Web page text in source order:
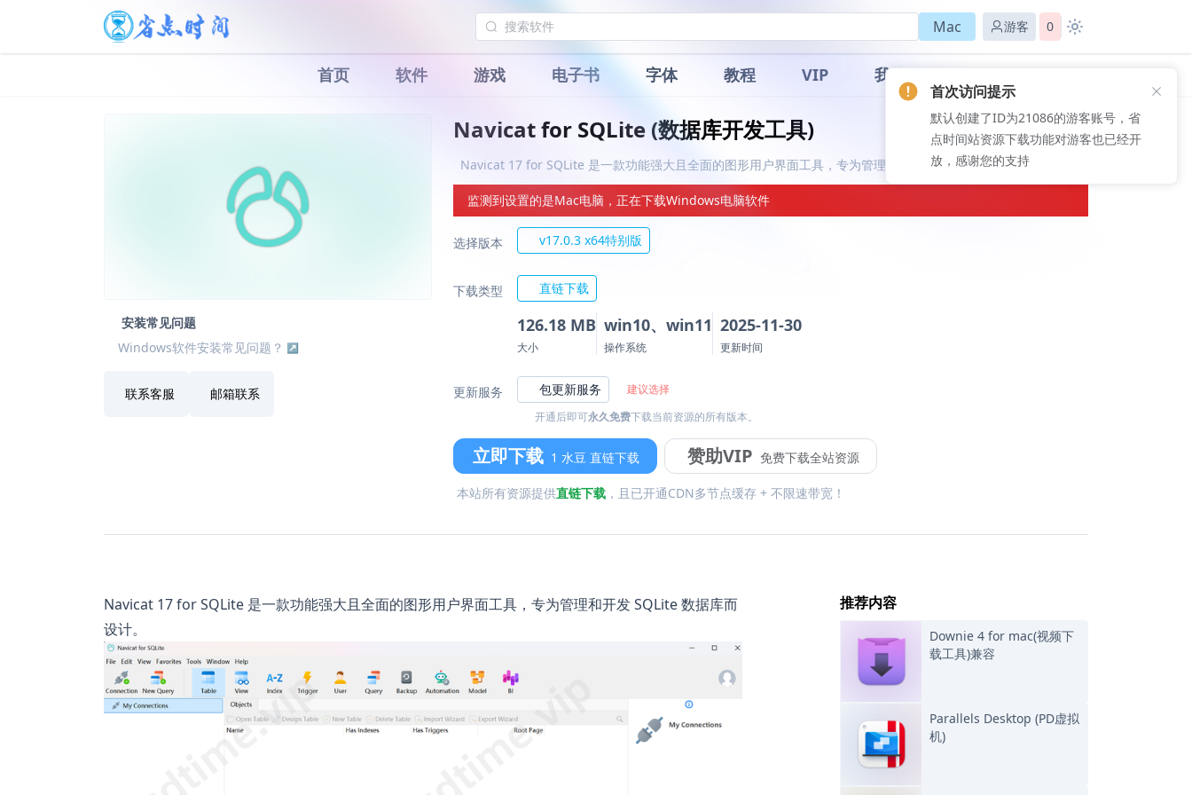
Mac 游客 0
首页 软件 游戏 电子书 字体 教程 VIP 我的
安装常见问题
Windows软件安装常见问题？
联系客服 邮箱联系
Navicat for SQLite (数据库开发工具)
Navicat 17 for SQLite 是一款功能强大且全面的图形用户界面工具，专为管理和开发
监测到设置的是Mac电脑，正在下载Windows电脑软件
选择版本 v17.0.3 x64特别版
下载类型 直链下载
126.18 MB
大小
win10、win11
操作系统
2025-11-30
更新时间
更新服务 包更新服务
建议选择
开通后即可永久免费下载当前资源的所有版本。
立即下载 1 水豆 直链下载 赞助VIP 免费下载全站资源
本站所有资源提供直链下载 ，且已开通CDN多节点缓存 + 不限速带宽！
Navicat 17 for SQLite 是一款功能强大且全面的图形用户界面工具，专为管理和开发 SQLite 数据库而
设计。
推荐内容
Downie 4 for mac(视频下
载工具)兼容
Parallels Desktop (PD虚拟
机)
首次访问提示
默认创建了ID为21086的游客账号，省
点时间站资源下载功能对游客也已经开
放，感谢您的支持